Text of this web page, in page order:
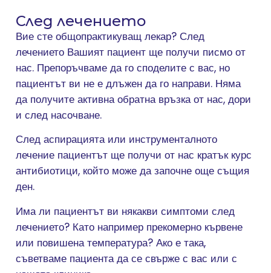
След лечението
Вие сте общопрактикуващ лекар? След
лечението Вашият пациент ще получи писмо от
нас. Препоръчваме да го споделите с вас, но
пациентът ви не е длъжен да го направи. Няма
да получите активна обратна връзка от нас, дори
и след насочване.
След аспирацията или инструменталното
лечение пациентът ще получи от нас кратък курс
антибиотици, който може да започне още същия
ден.
Има ли пациентът ви някакви симптоми след
лечението? Като например прекомерно кървене
или повишена температура? Ако е така,
съветваме пациента да се свърже с вас или с